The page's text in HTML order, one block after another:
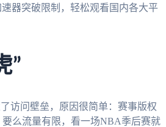
器突破限制，轻松观看国内各大平
”
访问壁垒，原因很简单：赛事版权
么流量有限，看一场NBA季后赛就